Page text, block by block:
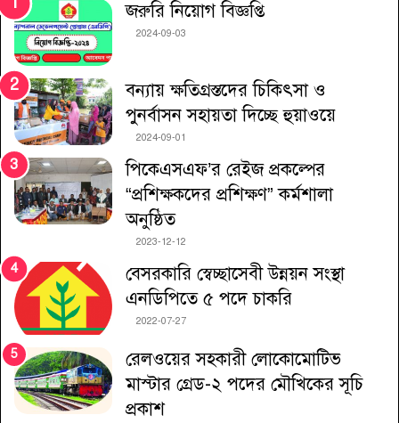
জরুরি নিয়োগ বিজ্ঞপ্তি
2024-09-03
বন্যায় ক্ষতিগ্রস্তদের চিকিৎসা ও
পুনর্বাসন সহায়তা দিচ্ছে হুয়াওয়ে
2024-09-01
পিকেএসএফ’র রেইজ প্রকল্পের
“প্রশিক্ষকদের প্রশিক্ষণ” কর্মশালা
অনুষ্ঠিত
2023-12-12
বেসরকারি স্বেচ্ছাসেবী উন্নয়ন সংস্থা
এনডিপিতে ৫ পদে চাকরি
2022-07-27
রেলওয়ের সহকারী লোকোমোটিভ
মাস্টার গ্রেড-২ পদের মৌখিকের সূচি
প্রকাশ